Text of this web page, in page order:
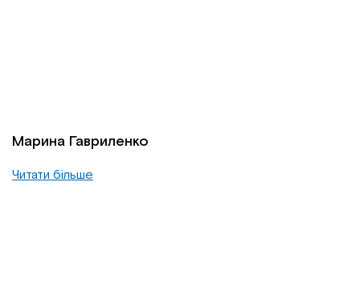
Марина Гавриленко
Читати більше